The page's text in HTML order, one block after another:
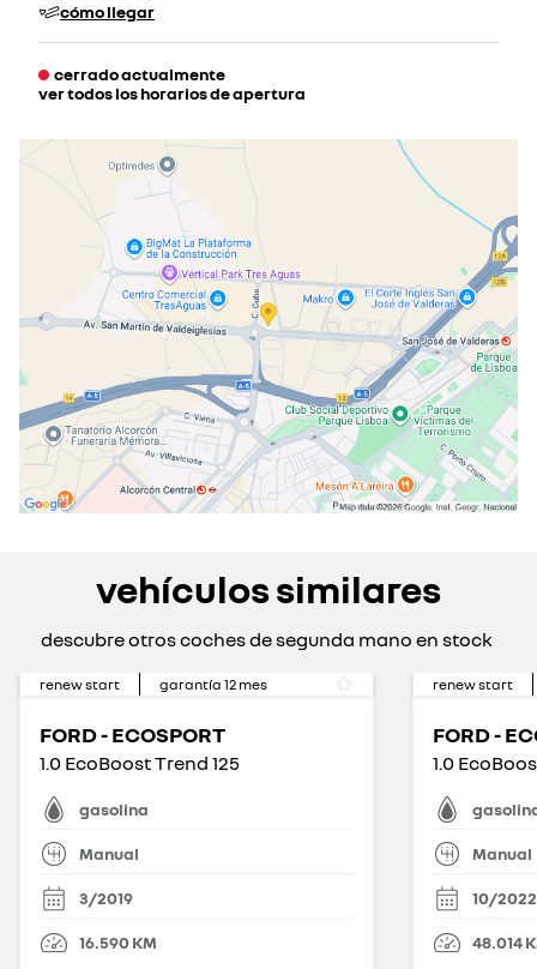
cómo llegar
cerrado actualmente
ver todos los horarios de apertura
martes
09:30 - 20:00
miércoles
09:30 - 20:00
jueves
09:30 - 20:00
viernes
09:30 - 20:00
sábado
09:30 - 14:00
cerrado actualmente
domingo
cerrado actualmente
vehículos similares
descubre otros coches de segunda mano en stock
renew start garantía 12 mes
FORD - ECOSPORT
1.0 EcoBoost Trend 125
gasolina
Manual
3/2019
16.590KM
renew start
FORD -
1.0
Manual
10/2022
48.014